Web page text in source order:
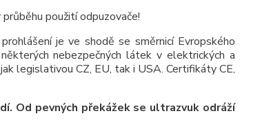
použití odpuzovače!
je ve shodě se směrnicí Evropského
nebezpečných látek v elektrických a
legislativou CZ, EU, tak i USA. Certifikáty CE,
Od pevných překážek se ultrazvuk odráží